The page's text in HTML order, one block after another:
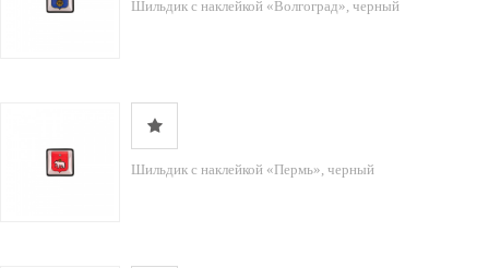
Шильдик с наклейкой «Волгоград», черный
Шильдик с наклейкой «Пермь», черный